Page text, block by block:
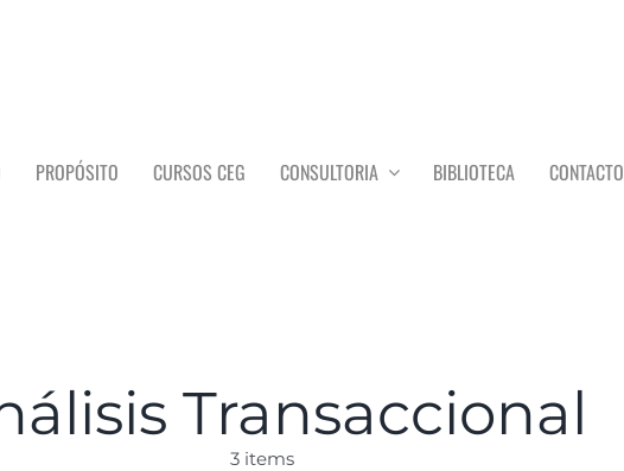
PROPÓSITO CURSOS CEG CONSULTORIA BIBLIOTECA CONTACTO
Transaccional
3 items